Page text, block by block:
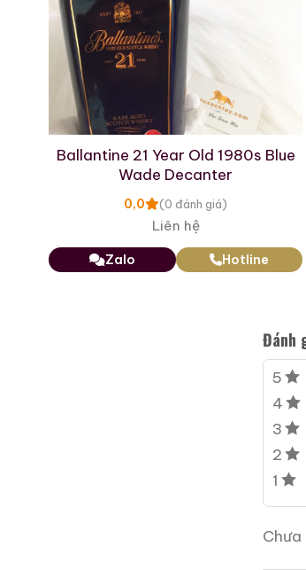
Giới
Roi Des
700ml
(0
Zalo
Ballantine 21 Year Old 1980s Blue
Wade Decanter
0,0 (0 đánh giá)
Liên hệ
Zalo Hotline
Đánh
5
4
3
2
1